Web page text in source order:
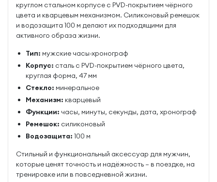
круглом стальном корпусе с PVD-покрытием чёрного
цвета и кварцевым механизмом. Силиконовый ремешок
и водозащита 100 м делают их подходящими для
активного образа жизни.
Тип: мужские часы-хронограф
Корпус: сталь с PVD-покрытием чёрного цвета,
круглая форма, 47 мм
Стекло: минеральное
Механизм: кварцевый
Функции: часы, минуты, секунды, дата, хронограф
Ремешок: силиконовый
Водозащита: 100 м
Стильный и функциональный аксессуар для мужчин,
которые ценят точность и надёжность — в поездке, на
тренировке или в повседневной жизни.